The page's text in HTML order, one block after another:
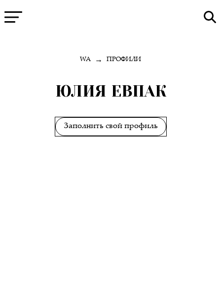
WA → ПРОФИЛИ
ЮЛИЯ ЕВПАК
Заполнить свой профиль